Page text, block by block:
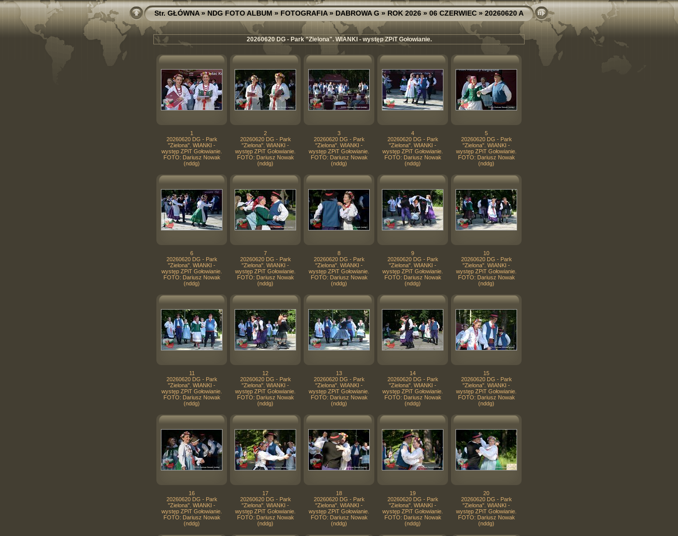
Str. GŁÓWNA»NDG FOTO ALBUM»FOTOGRAFIA»DABROWA G»ROK 2026»06 CZERWIEC» 20260620 A
20260620 DG - Park "Zielona". WIANKI - występ ZPiT Gołowianie.
1
20260620 DG - Park
"Zielona". WIANKI -
występ ZPiT Gołowianie.
FOTO: Dariusz Nowak
(nddg)
2
20260620 DG - Park
"Zielona". WIANKI -
występ ZPiT Gołowianie.
FOTO: Dariusz Nowak
(nddg)
3
20260620 DG - Park
"Zielona". WIANKI -
występ ZPiT Gołowianie.
FOTO: Dariusz Nowak
(nddg)
4
20260620 DG - Park
"Zielona". WIANKI -
występ ZPiT Gołowianie.
FOTO: Dariusz Nowak
(nddg)
5
20260620 DG - Park
"Zielona". WIANKI -
występ ZPiT Gołowianie.
FOTO: Dariusz Nowak
(nddg)
6
20260620 DG - Park
"Zielona". WIANKI -
występ ZPiT Gołowianie.
FOTO: Dariusz Nowak
(nddg)
7
20260620 DG - Park
"Zielona". WIANKI -
występ ZPiT Gołowianie.
FOTO: Dariusz Nowak
(nddg)
8
20260620 DG - Park
"Zielona". WIANKI -
występ ZPiT Gołowianie.
FOTO: Dariusz Nowak
(nddg)
9
20260620 DG - Park
"Zielona". WIANKI -
występ ZPiT Gołowianie.
FOTO: Dariusz Nowak
(nddg)
10
20260620 DG - Park
"Zielona". WIANKI -
występ ZPiT Gołowianie.
FOTO: Dariusz Nowak
(nddg)
11
20260620 DG - Park
"Zielona". WIANKI -
występ ZPiT Gołowianie.
FOTO: Dariusz Nowak
(nddg)
12
20260620 DG - Park
"Zielona". WIANKI -
występ ZPiT Gołowianie.
FOTO: Dariusz Nowak
(nddg)
13
20260620 DG - Park
"Zielona". WIANKI -
występ ZPiT Gołowianie.
FOTO: Dariusz Nowak
(nddg)
14
20260620 DG - Park
"Zielona". WIANKI -
występ ZPiT Gołowianie.
FOTO: Dariusz Nowak
(nddg)
15
20260620 DG - Park
"Zielona". WIANKI -
występ ZPiT Gołowianie.
FOTO: Dariusz Nowak
(nddg)
16
20260620 DG - Park
"Zielona". WIANKI -
występ ZPiT Gołowianie.
FOTO: Dariusz Nowak
(nddg)
17
20260620 DG - Park
"Zielona". WIANKI -
występ ZPiT Gołowianie.
FOTO: Dariusz Nowak
(nddg)
18
20260620 DG - Park
"Zielona". WIANKI -
występ ZPiT Gołowianie.
FOTO: Dariusz Nowak
(nddg)
19
20260620 DG - Park
"Zielona". WIANKI -
występ ZPiT Gołowianie.
FOTO: Dariusz Nowak
(nddg)
20
20260620 DG - Park
"Zielona". WIANKI -
występ ZPiT Gołowianie.
FOTO: Dariusz Nowak
(nddg)